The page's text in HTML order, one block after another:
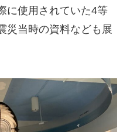
に使用されていた4等
災当時の資料なども展